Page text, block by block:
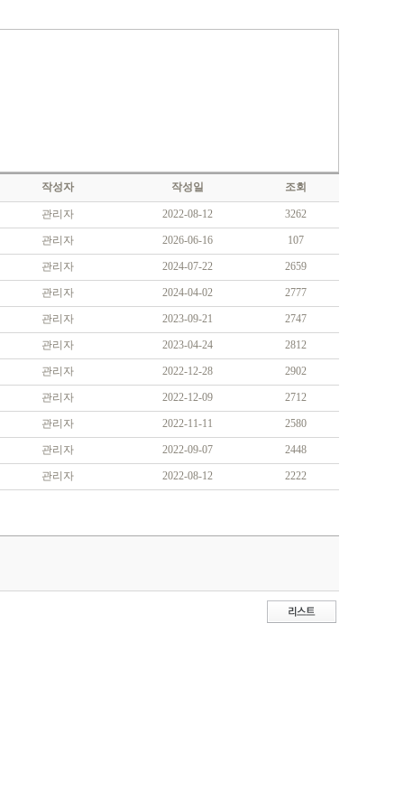
작성자 작성일 조회
관리자 2022-08-12 3262
관리자 2026-06-16 107
관리자 2024-07-22 2659
관리자 2024-04-02 2777
관리자 2023-09-21 2747
관리자 2023-04-24 2812
관리자 2022-12-28 2902
관리자 2022-12-09 2712
관리자 2022-11-11 2580
관리자 2022-09-07 2448
관리자 2022-08-12 2222